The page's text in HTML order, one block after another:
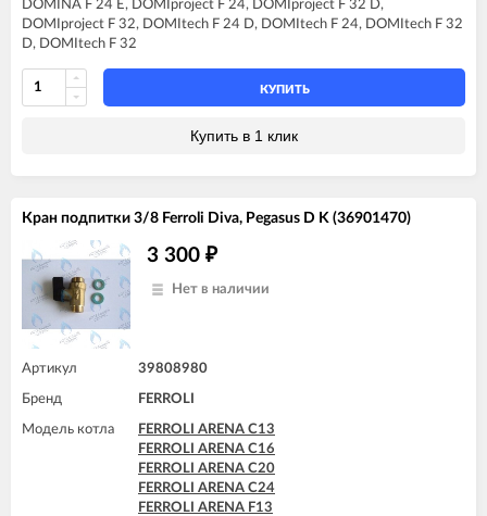
FERROLI DIVAtop micro LN F24
FERROLI DIVAtop micro LN F32
FERROLI DIVAtop ST F32
FERROLI DOMIcompact F24
FERROLI DOMIcompact F24 D
FERROLI DOMIcompact F30
FERROLI DOMIproject F24
FERROLI DOMItop F24 E
DOMINA F 24 E, DOMIproject F 24, DOMIproject F 32 D,
DOMIproject F 32, DOMItech F 24 D, DOMItech F 24, DOMItech F 32
D, DOMItech F 32
КУПИТЬ
Купить в 1 клик
Кран подпитки 3/8 Ferroli Diva, Pegasus D K (36901470)
3 300 ₽
Нет в наличии
Артикул 39808980
Бренд FERROLI
Модель котла
FERROLI ARENA C13
FERROLI ARENA C16
FERROLI ARENA C20
FERROLI ARENA C24
FERROLI ARENA F13